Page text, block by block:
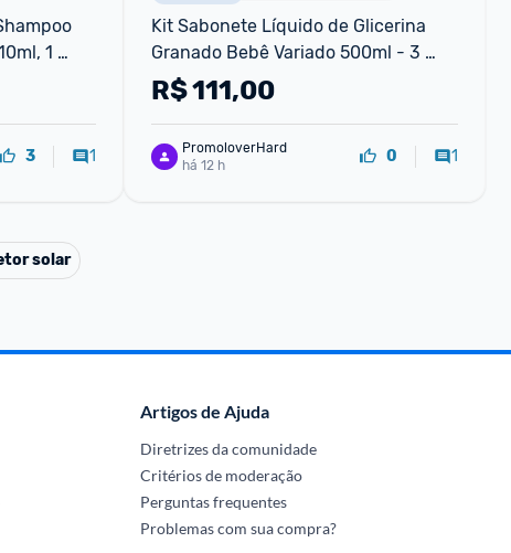
1
3 1
Kit Sabonete Líquido de Glicerina
Granado Bebê Variado 500ml - 3
unidades
R$111,00
PromoloverHard
há 12 h
0 1
solar
Artigos de Ajuda
Diretrizes da comunidade
Critérios de moderação
Perguntas frequentes
Problemas com sua compra?